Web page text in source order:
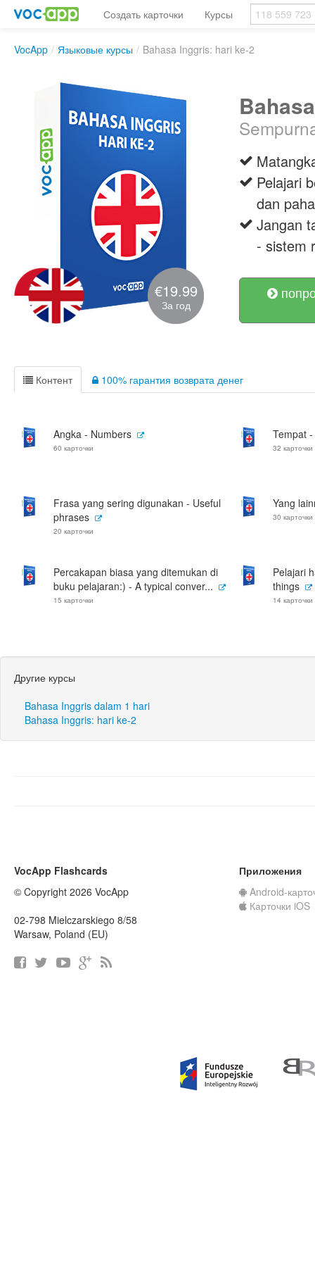
Создать карточки Курсы
VocApp / Языковые курсы / Bahasa Inggris: hari ke-2
€19.99
За год
Pelajari
dan
Jangan
- sistem
Контент 100% гарантия возврата денег
Angka - Numbers
60 карточки
Tempat
32 карточки
Frasa yang sering digunakan - Useful
phrases
20 карточки
Yang
30 карточки
Percakapan biasa yang ditemukan di
buku pelajaran:) - A typical conver...
15 карточки
Pelajari
things
14 карточки
Другие курсы
Bahasa Inggris dalam 1 hari
Bahasa Inggris: hari ke-2
VocApp Flashcards
© Copyright 2026 VocApp
02-798 Mielczarskiego 8/58
Warsaw, Poland (EU)
Приложения
Android-
Карточки iOS